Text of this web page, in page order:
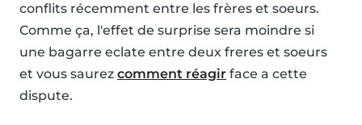
conflits récemment entre les frères et soeurs.
Comme ça, l'effet de surprise sera moindre si
une bagarre eclate entre deux freres et soeurs
et vous saurez comment réagir face a cette
dispute.